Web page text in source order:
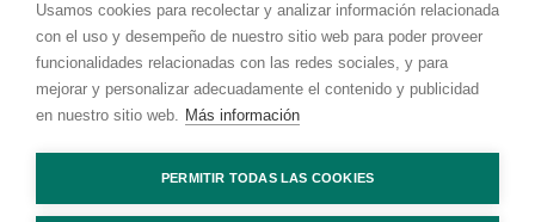
Usamos cookies para recolectar y analizar información relacionada
con el uso y desempeño de nuestro sitio web para poder proveer
funcionalidades relacionadas con las redes sociales, y para
mejorar y personalizar adecuadamente el contenido y publicidad
en nuestro sitio web. Más información
PERMITIR TODAS LAS COOKIES